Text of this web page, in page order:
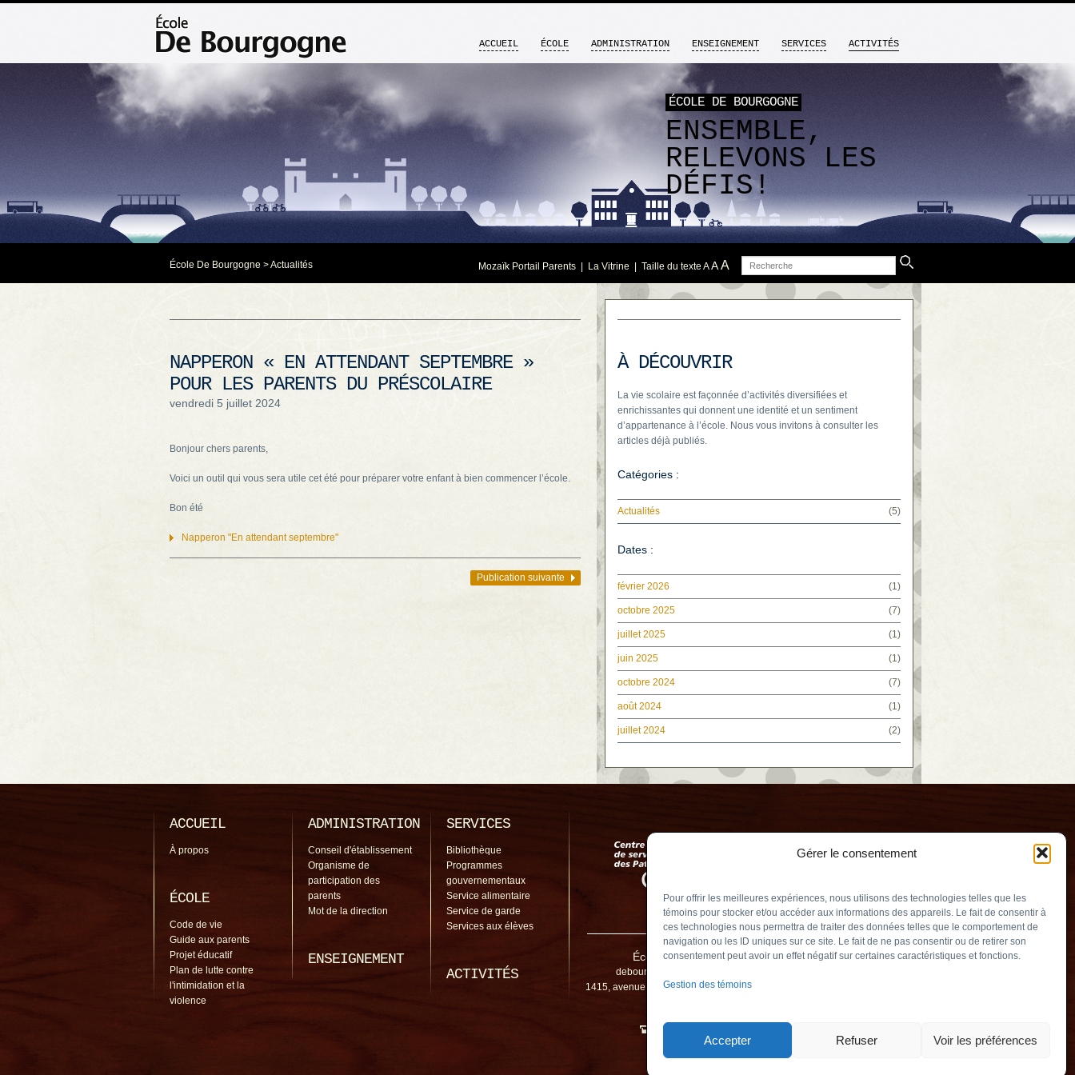
Gérer le consentement
Pour offrir les meilleures expériences, nous utilisons des technologies telles que les
témoins pour stocker et/ou accéder aux informations des appareils. Le fait de consentir à
ces technologies nous permettra de traiter des données telles que le comportement de
navigation ou les ID uniques sur ce site. Le fait de ne pas consentir ou de retirer son
consentement peut avoir un effet négatif sur certaines caractéristiques et fonctions.
Gestion des témoins
Accepter Refuser Voir les préférences
ÉCOLE DE BOURGOGNE
ENSEMBLE,
RELEVONS LES
DÉFIS!
ACCUEIL ÉCOLE ADMINISTRATION ENSEIGNEMENT SERVICES ACTIVITÉS
École De Bourgogne >Actualités Mozaïk Portail Parents La Vitrine | Taille du texte A AA Recherche
NAPPERON « EN ATTENDANT SEPTEMBRE »
POUR LES PARENTS DU PRÉSCOLAIRE
vendredi 5 juillet 2024
Bonjour chers parents,
Voici un outil qui vous sera utile cet été pour préparer votre enfant à bien commencer l’école.
Bon été
Napperon "En attendant septembre"
Publication suivante
À DÉCOUVRIR
La vie scolaire est façonnée d’activités diversifiées et
enrichissantes qui donnent une identité et un sentiment
d’appartenance à l’école. Nous vous invitons à consulter les
articles déjà publiés.
Catégories :
Actualités (5)
Dates :
février 2026 (1)
octobre 2025 (7)
juillet 2025 (1)
juin 2025 (1)
octobre 2024 (7)
août 2024 (1)
juillet 2024 (2)
ACCUEIL
À propos
ÉCOLE
Code de vie
Guide aux parents
Projet éducatif
Plan de lutte contre
l'intimidation et la
violence
ADMINISTRATION
Conseil d'établissement
Organisme de
participation des
parents
Mot de la direction
ENSEIGNEMENT
SERVICES
Bibliothèque
Programmes
gouvernementaux
Service alimentaire
Service de garde
Services aux élèves
ACTIVITÉS
École De Bourgogne
debourgogne@cssp.gouv.qc.ca
1415, avenue Bourgogne, Chambly (Québec)
450 461-5901